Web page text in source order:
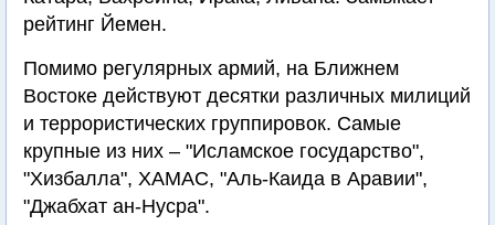
рейтинг Йемен.
Помимо регулярных армий, на Ближнем
Востоке действуют десятки различных милиций
и террористических группировок. Самые
крупные из них – "Исламское государство",
"Хизбалла", ХАМАС, "Аль-Каида в Аравии",
"Джабхат ан-Нусра".